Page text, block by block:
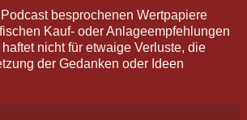
besprochenen Wertpapiere
Kauf- oder Anlageempfehlungen
nicht für etwaige Verluste, die
der Gedanken oder Ideen